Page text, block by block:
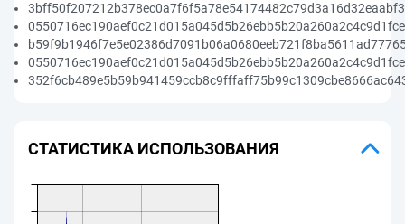
СТАТИСТИКА ИСПОЛЬЗОВАНИЯ